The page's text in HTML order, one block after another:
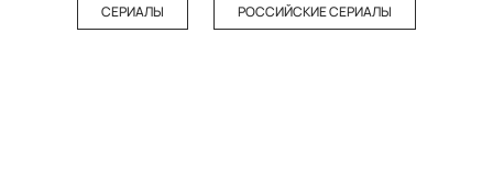
СЕРИАЛЫ РОССИЙСКИЕ СЕРИАЛЫ